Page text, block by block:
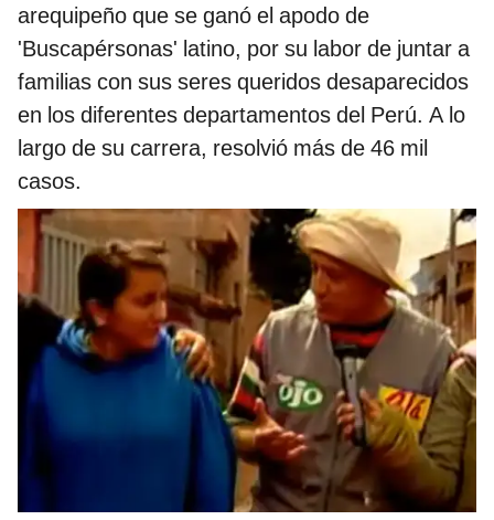
arequipeño que se ganó el apodo de
'Buscapérsonas' latino, por su labor de juntar a
familias con sus seres queridos desaparecidos
en los diferentes departamentos del Perú. A lo
largo de su carrera, resolvió más de 46 mil
casos.